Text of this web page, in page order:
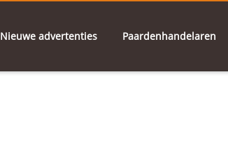
Nieuwe advertenties Paardenhandelaren